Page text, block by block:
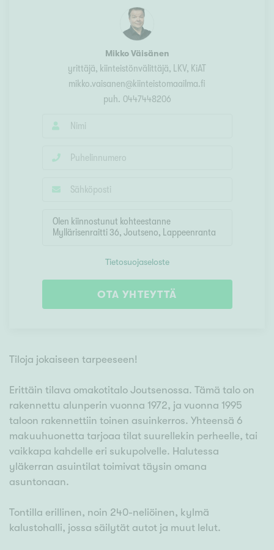
Mikko Väisänen
yrittäjä, kiinteistönvälittäjä, LKV, KiAT
mikko.vaisanen@kiinteistomaailma.fi
puh. 0447448206
Tietosuojaseloste
OTA YHTEYTTÄ
Tiloja jokaiseen tarpeeseen!
Erittäin tilava omakotitalo Joutsenossa. Tämä talo on
rakennettu alunperin vuonna 1972, ja vuonna 1995
taloon rakennettiin toinen asuinkerros. Yhteensä 6
makuuhuonetta tarjoaa tilat suurellekin perheelle, tai
vaikkapa kahdelle eri sukupolvelle. Halutessa
yläkerran asuintilat toimivat täysin omana
asuntonaan.
Tontilla erillinen, noin 240-neliöinen, kylmä
kalustohalli, jossa säilytät autot ja muut lelut.